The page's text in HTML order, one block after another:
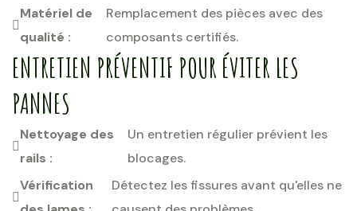
Matériel de
qualité :
Remplacement des pièces avec des
composants certifiés.
ENTRETIEN PRÉVENTIF POUR ÉVITER LES
PANNES
Nettoyage des
rails :
Un entretien régulier prévient les
blocages.
Vérification
Détectez les fissures avant qu'elles ne